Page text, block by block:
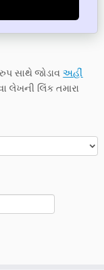
સાથે જોડાવઅહીં
લેખની લિંક તમારા